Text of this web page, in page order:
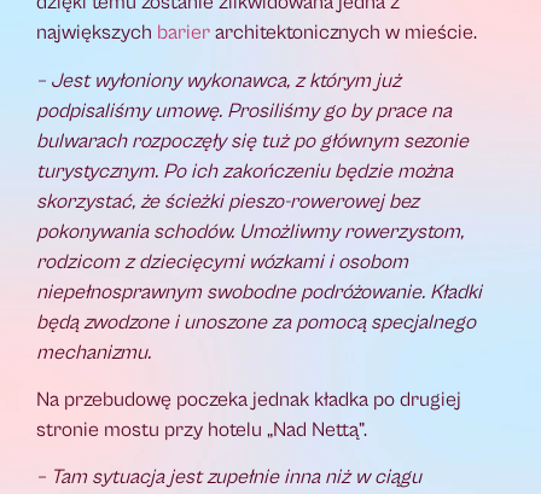
największych barier architektonicznych w mieście.
– Jest wyłoniony wykonawca, z którym już
podpisaliśmy umowę. Prosiliśmy go by prace na
bulwarach rozpoczęły się tuż po głównym sezonie
turystycznym. Po ich zakończeniu będzie można
skorzystać, że ścieżki pieszo-rowerowej bez
pokonywania schodów. Umożliwmy rowerzystom,
rodzicom z dziecięcymi wózkami i osobom
niepełnosprawnym swobodne podróżowanie. Kładki
będą zwodzone i unoszone za pomocą specjalnego
mechanizmu.
Na przebudowę poczeka jednak kładka po drugiej
stronie mostu przy hotelu „Nad Nettą”.
– Tam sytuacja jest zupełnie inna niż w ciągu